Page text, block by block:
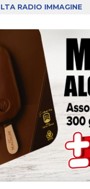
RADIO IMMAGINE